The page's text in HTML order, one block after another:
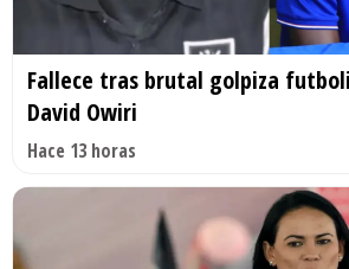
Fallece tras brutal golpiza
David Owiri
Hace 13 horas